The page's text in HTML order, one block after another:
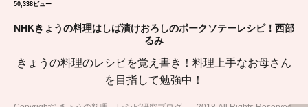
50,338ビュー
NHKきょうの料理はしば漬けおろしのポークソテーレシピ！西部
るみ
きょうの料理のレシピを覚え書き！料理上手なお母さん
を目指して勉強中！